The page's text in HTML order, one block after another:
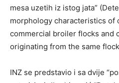
mesa uzetih iz istog jata”
morphology characteristics of
commercial broiler flocks and
originating from the same
INZ se predstavio i sa dvije